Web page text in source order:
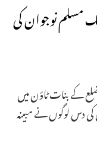
نے ایک مسلم نوجوان کی
ضلع کے بنات ٹاؤن میں
کہ ایک24سالہ نوجوان کی دس لوگوں نے مبینہ